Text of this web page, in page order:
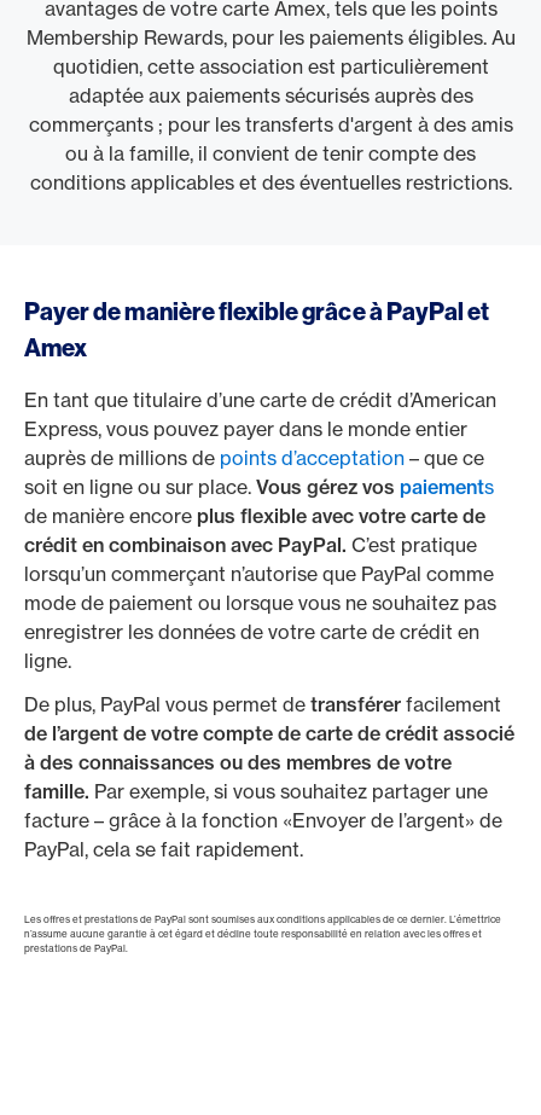
avantages de votre carte Amex, tels que les points
Membership Rewards, pour les paiements éligibles. Au
quotidien, cette association est particulièrement
adaptée aux paiements sécurisés auprès des
commerçants ; pour les transferts d'argent à des amis
ou à la famille, il convient de tenir compte des
conditions applicables et des éventuelles restrictions.
Payer de manière flexible grâce à PayPal et
Amex
En tant que titulaire d’une carte de crédit d’American
Express, vous pouvez payer dans le monde entier
auprès de millions de points d’acceptation – que ce
soit en ligne ou sur place. Vous gérez vos paiements
de manière encore plus flexible avec votre carte de
crédit en combinaison avec PayPal. C’est pratique
lorsqu’un commerçant n’autorise que PayPal comme
mode de paiement ou lorsque vous ne souhaitez pas
enregistrer les données de votre carte de crédit en
ligne.
De plus, PayPal vous permet de transférer facilement
de l’argent de votre compte de carte de crédit associé
à des connaissances ou des membres de votre
famille. Par exemple, si vous souhaitez partager une
facture – grâce à la fonction «Envoyer de l’argent» de
PayPal, cela se fait rapidement.
Les offres et prestations de PayPal sont soumises aux conditions applicables de ce dernier. L’émettrice
n’assume aucune garantie à cet égard et décline toute responsabilité en relation avec les offres et
prestations de PayPal.